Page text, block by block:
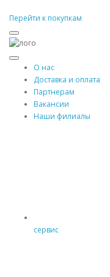
Перейти к покупкам
О нас
Доставка и оплата
Партнерам
Вакансии
Наши филиалы
сервис